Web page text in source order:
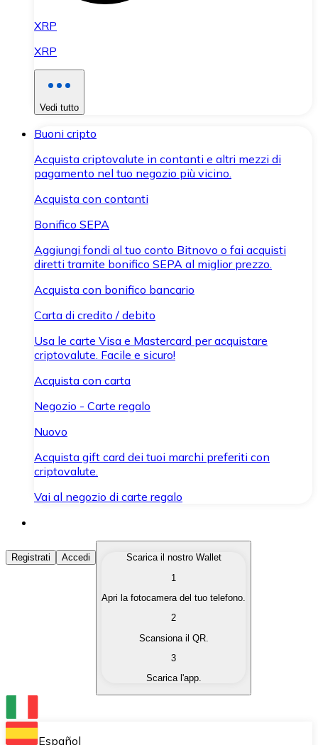
XRP
XRP
Vedi tutto
Buoni cripto
Acquista criptovalute in contanti e altri mezzi di
pagamento nel tuo negozio più vicino.
Acquista con contanti
Bonifico SEPA
Aggiungi fondi al tuo conto Bitnovo o fai acquisti
diretti tramite bonifico SEPA al miglior prezzo.
Acquista con bonifico bancario
Carta di credito / debito
Usa le carte Visa e Mastercard per acquistare
criptovalute. Facile e sicuro!
Acquista con carta
Negozio - Carte regalo
Nuovo
Acquista gift card dei tuoi marchi preferiti con
criptovalute.
Vai al negozio di carte regalo
Acquista Criptovalute
Acquista le criptovalute che ti interessano in modo
Converti le tue criptovalute in valuta fiat quando ne
Scambia una criptovaluta con un'altra
Conserva le tue cripto in un Wallet self-custodial.
Registrati Accedi
Scarica il nostro Wallet
1
Apri la fotocamera del tuo telefono.
2
Scansiona il QR.
3
Scarica l'app.
Español